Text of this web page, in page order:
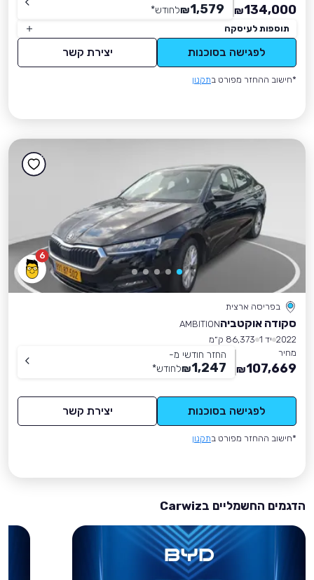
134,000
₪
1,579
₪לחודש*
תוספות לעיסקה
לפגישה בסוכנות יצירת קשר
*חישוב ההחזר מפורט בתקנון
6
בפריסה ארצית
סקודה אוקטביהAMBITION
2022 יד 1
86,373 ק״מ
מחיר
107,669
₪
החזר חודשי מ-
1,247
₪לחודש*
לפגישה בסוכנות יצירת קשר
*חישוב ההחזר מפורט בתקנון
הדגמים החשמליים בCarwiz